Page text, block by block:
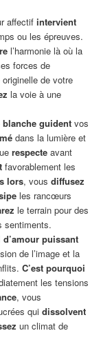
affectif intervient
ou les épreuves.
l’harmonie là où la
forces de
originelle de votre
la voie à une
guidentvos
dans la lumière et
respecteavant
favorablement les
lors, vous diffusez
les rancœurs
le terrain pour des
sentiments.
puissant
de l’image et la
C’est pourquoi
les tensions
, vous
qui dissolvent
un climat de